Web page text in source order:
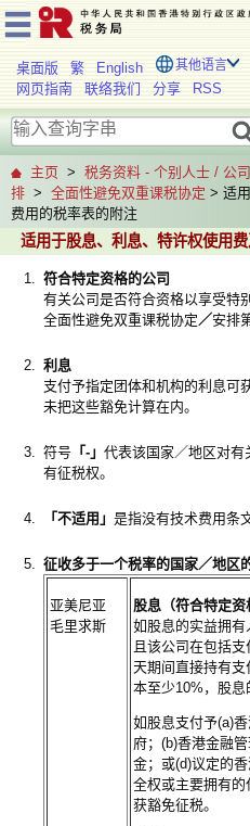
桌面版 繁 English 其他语言
网页指南 联络我们 分享 RSS
主页 > 税务资料 - 个别人士 / 公
排 > 全面性避免双重课税协定 > 适
费用的税率表的附注
适用于股息、利息、特许权使用
1. 符合特定资格的公司
有关公司是否符合资格以享受特
全面性避免双重课税协定／安排
2. 利息
支付予指定团体和机构的利息可
未把这些豁免计算在内。
3. 符号 「-」 代表该国家／地区对
有征税权。
4. 「不适用」 是指没有技术费用条文
5. 征收多于一个税率的国家／地区
亚美尼亚
毛里求斯
股息（符合特定资
如股息的实益拥
且该公司在包括
天期间直接持有
本至少10%，股息
如股息支付予(a)
府；(b)香港金融
金；或(d)议定的
全权或主要拥有的
获豁免征税。